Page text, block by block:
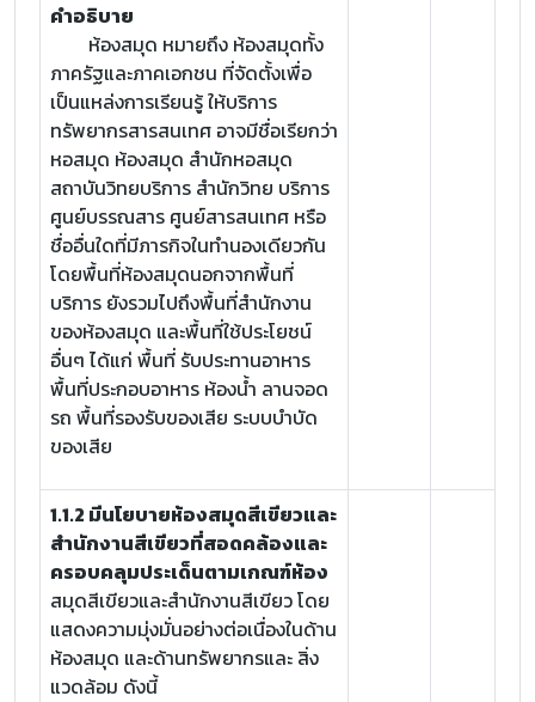
คำอธิบาย
ห้องสมุด หมายถึง ห้องสมุดทั้ง
ภาครัฐและภาคเอกชน ที่จัดตั้งเพื่อ
เป็นแหล่งการเรียนรู้ ให้บริการ
ทรัพยากรสารสนเทศ อาจมีชื่อเรียกว่า
หอสมุด ห้องสมุด สำนักหอสมุด
สถาบันวิทยบริการ สำนักวิทย บริการ
ศูนย์บรรณสาร ศูนย์สารสนเทศ หรือ
ชื่ออื่นใดที่มีภารกิจในทำนองเดียวกัน
โดยพื้นที่ห้องสมุดนอกจากพื้นที่
บริการ ยังรวมไปถึงพื้นที่สำนักงาน
ของห้องสมุด และพื้นที่ใช้ประโยชน์
อื่นๆ ได้แก่ พื้นที่ รับประทานอาหาร
พื้นที่ประกอบอาหาร ห้องน้ำ ลานจอด
รถ พื้นที่รองรับของเสีย ระบบบำบัด
ของเสีย
1.1.2 มีนโยบายห้องสมุดสีเขียวและ
สำนักงานสีเขียวที่สอดคล้องและ
ครอบคลุมประเด็นตามเกณฑ์ห้อง
สมุดสีเขียวและสำนักงานสีเขียว โดย
แสดงความมุ่งมั่นอย่างต่อเนื่องในด้าน
ห้องสมุด และด้านทรัพยากรและ สิ่ง
แวดล้อม ดังนี้